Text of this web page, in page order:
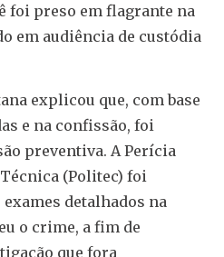
foi preso em flagrante na
em audiência de custódia
explicou que, com base
e na confissão, foi
preventiva. A Perícia
(Politec) foi
detalhados na
o crime, a fim de
que fora